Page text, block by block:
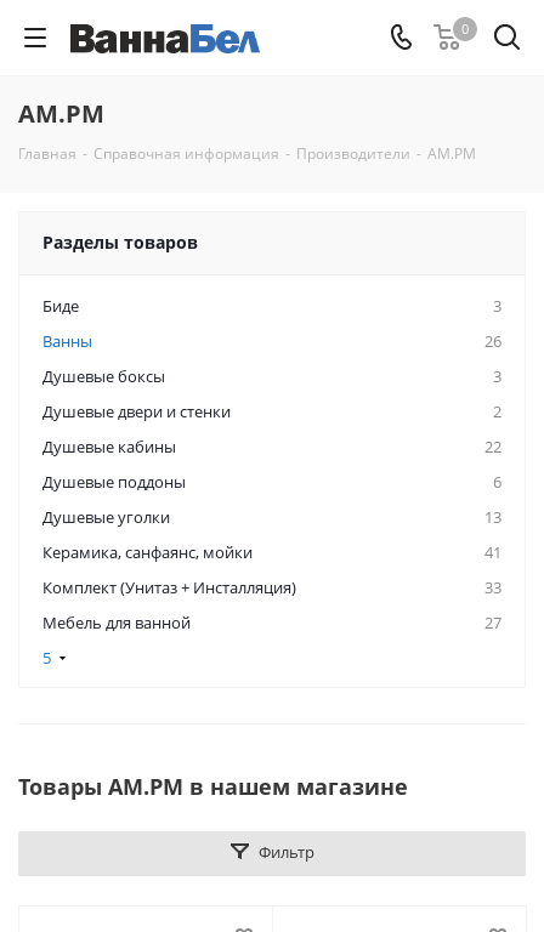
0
AM.PM
Главная - Справочная информация - Производители - AM.PM
Разделы товаров
Биде
3
Ванны
26
Душевые боксы
3
Душевые двери и стенки
2
Душевые кабины
22
Душевые поддоны
6
Душевые уголки
13
Керамикa, санфаянс, мойки
41
Комплект (Унитаз + Инсталляция)
33
Мебель для ванной
27
5
Товары AM.PM в нашем магазине
Фильтр